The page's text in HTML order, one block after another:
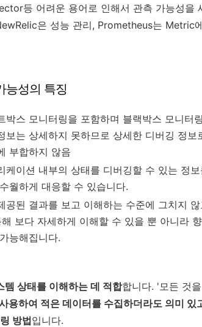
등 어려운 용어로 인해서 관측 가능성을
은 성능 관리, Prometheus는 Metric
능성의 특징
박스 모니터링을 포함하며 블랙박스 모니터
보는 상세하지 못하므로 상세한 디버깅 정
부합하지 않음
케이션 내부의 상태를 디버깅할 수 있는 정
월하게 대응할 수 있습니다.
공된 결과를 보고 이해하는 수준에 그치지
보다 자세하게 이해할 수 있을 뿐 아니라
능해집니다.
템 상태를 이해하는 데 적합합니다. '모든 것
용하여 적은 데이터를 수집하더라도 의미 있
방법입니다.